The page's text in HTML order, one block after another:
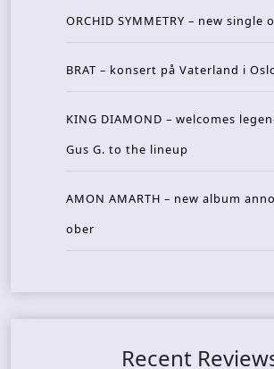
ORCHID SYMMETRY – new single
BRAT – konsert på Vaterland i
KING DIAMOND – welcomes
Gus G. to the lineup
AMON AMARTH – new album
ober
Recent